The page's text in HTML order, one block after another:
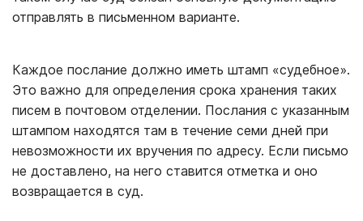
отправлять в письменном варианте.
Каждое послание должно иметь штамп «судебное».
Это важно для определения срока хранения таких
писем в почтовом отделении. Послания с указанным
штампом находятся там в течение семи дней при
невозможности их вручения по адресу. Если письмо
не доставлено, на него ставится отметка и оно
возвращается в суд.